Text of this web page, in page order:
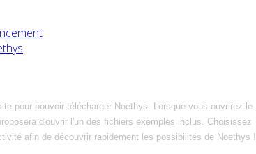
pour pouvoir télécharger Noethys. Lorsque vous ouvrirez le
d'ouvrir l'un des fichiers exemples inclus. Choisissez
afin de découvrir rapidement les possibilités de Noethys !